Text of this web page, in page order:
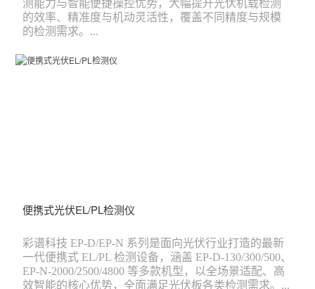
测能力与智能便捷操控优势，大幅提升光伏机载检测
的效率、精准度与机动灵活性，覆盖不同精度与规模
的检测需求。...
便携式光伏EL/PL检测仪
彩谱科技 EP-D/EP-N 系列是面向光伏行业打造的最新
一代便携式 EL/PL 检测设备，涵盖 EP-D-130/300/500、
EP-N-2000/2500/4800 等多款机型，以全场景适配、高
效智能的核心优势，全面满足光伏板各类检测需求。...